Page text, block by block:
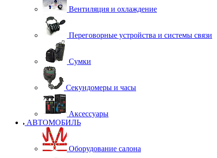
Вентиляция и охлаждение
Переговорные устройства и системы связи
Сумки
Секундомеры и часы
Аксессуары
АВТОМОБИЛЬ
Оборудование салона